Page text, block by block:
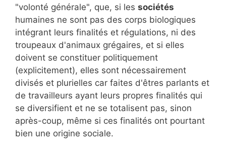
"volonté générale", que, si les sociétés
humaines ne sont pas des corps biologiques
intégrant leurs finalités et régulations, ni des
troupeaux d'animaux grégaires, et si elles
doivent se constituer politiquement
(explicitement), elles sont nécessairement
divisés et plurielles car faites d'êtres parlants et
de travailleurs ayant leurs propres finalités qui
se diversifient et ne se totalisent pas, sinon
après-coup, même si ces finalités ont pourtant
bien une origine sociale.